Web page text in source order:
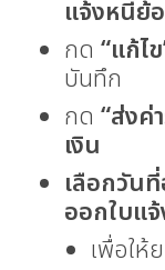
แจ้งหนี้ย้
กด “แก้ไ
บันทึก
กด “ส่งค่
เงิน
เลือกวัน
ออกใบแ
เพื่อให้